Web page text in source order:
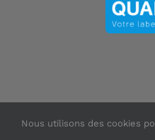
Nous utilisons des cookies